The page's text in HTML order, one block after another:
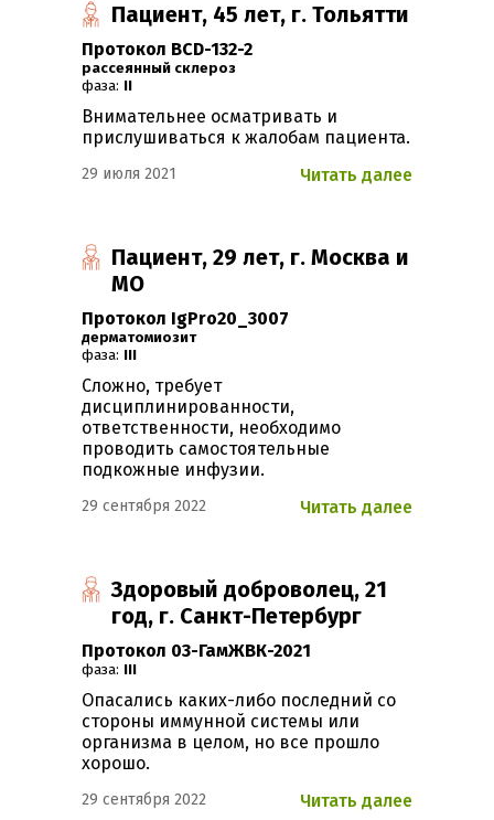
Пациент, 45 лет, г. Тольятти
Протокол BCD-132-2
Рассеянный склероз
фаза: II
Внимательнее осматривать и
прислушиваться к жалобам пациента.
Читать далее
29 июля 2021
Пациент, 29 лет, г. Москва и
МО
Протокол IgPro20_3007
Дерматомиозит
фаза: III
Сложно, требует
дисциплинированности,
ответственности, необходимо
проводить самостоятельные
подкожные инфузии.
Читать далее
29 сентября 2022
Здоровый доброволец, 21
год, г. Санкт-Петербург
Протокол 03-ГамЖВК-2021
фаза: III
Опасались каких-либо последний со
стороны иммунной системы или
организма в целом, но все прошло
хорошо.
Читать далее
29 сентября 2022